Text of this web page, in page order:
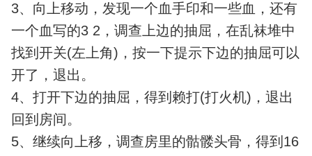
3、向上移动，发现一个血手印和一些血，还有
一个血写的3 2，调查上边的抽屈，在乱袜堆中
找到开关(左上角)，按一下提示下边的抽屈可以
开了，退出。
4、打开下边的抽屈，得到赖打(打火机)，退出
回到房间。
5、继续向上移，调查房里的骷髅头骨，得到16